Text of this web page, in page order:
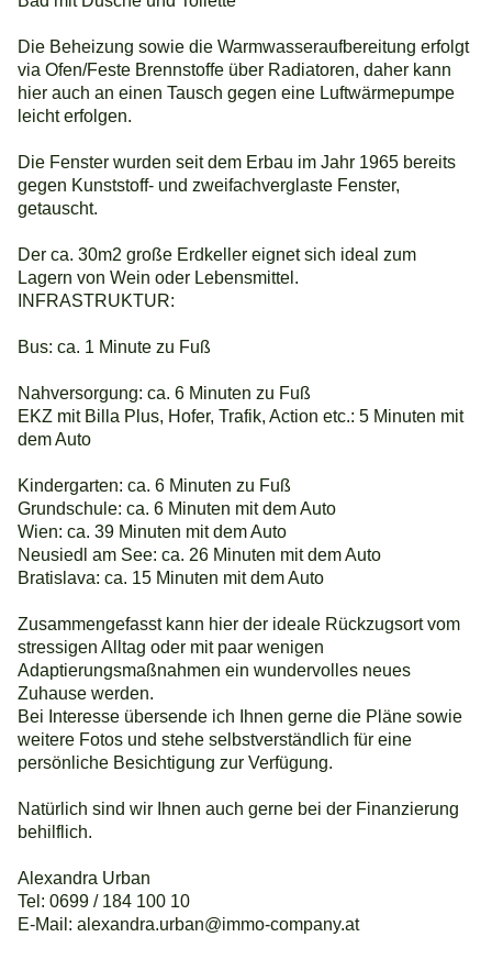
Die Beheizung sowie die Warmwasseraufbereitung erfolgt
via Ofen/Feste Brennstoffe über Radiatoren, daher kann
hier auch an einen Tausch gegen eine Luftwärmepumpe
leicht erfolgen.
Die Fenster wurden seit dem Erbau im Jahr 1965 bereits
gegen Kunststoff- und zweifachverglaste Fenster,
getauscht.
Der ca. 30m2 große Erdkeller eignet sich ideal zum
Lagern von Wein oder Lebensmittel.
INFRASTRUKTUR:
Bus: ca. 1 Minute zu Fuß
Nahversorgung: ca. 6 Minuten zu Fuß
EKZ mit Billa Plus, Hofer, Trafik, Action etc.: 5 Minuten mit
dem Auto
Kindergarten: ca. 6 Minuten zu Fuß
Grundschule: ca. 6 Minuten mit dem Auto
Wien: ca. 39 Minuten mit dem Auto
Neusiedl am See: ca. 26 Minuten mit dem Auto
Bratislava: ca. 15 Minuten mit dem Auto
Zusammengefasst kann hier der ideale Rückzugsort vom
stressigen Alltag oder mit paar wenigen
Adaptierungsmaßnahmen ein wundervolles neues
Zuhause werden.
Bei Interesse übersende ich Ihnen gerne die Pläne sowie
weitere Fotos und stehe selbstverständlich für eine
persönliche Besichtigung zur Verfügung.
Natürlich sind wir Ihnen auch gerne bei der Finanzierung
behilflich.
Alexandra Urban
Tel: 0699 / 184 100 10
E-Mail: alexandra.urban@immo-company.at